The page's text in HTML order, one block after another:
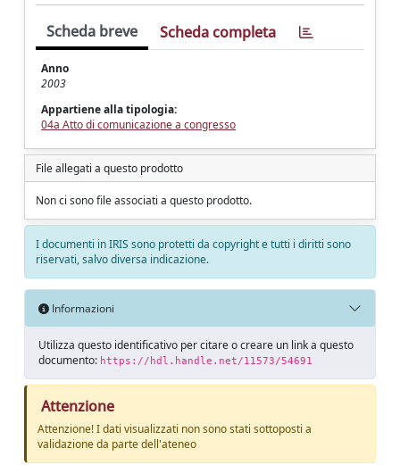
Scheda breve Scheda completa
Anno
2003
Appartiene alla tipologia:
04a Atto di comunicazione a congresso
File allegati a questo prodotto
Non ci sono file associati a questo prodotto.
I documenti in IRIS sono protetti da copyright e tutti i diritti sono
riservati, salvo diversa indicazione.
Informazioni
Utilizza questo identificativo per citare o creare un link a questo
documento: https://hdl.handle.net/11573/54691
Attenzione
Attenzione! I dati visualizzati non sono stati sottoposti a
validazione da parte dell'ateneo